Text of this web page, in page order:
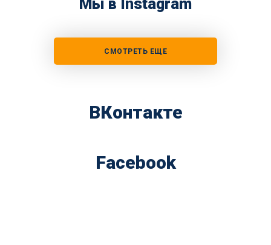
Мы в Instagram
СМОТРЕТЬ ЕЩЕ
ВКонтакте
Facebook